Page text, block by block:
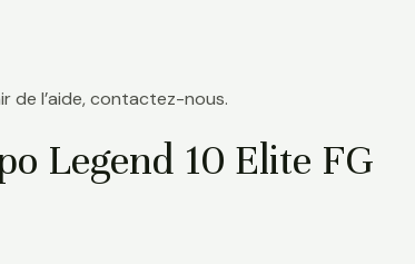
de l’aide, contactez-nous.
Legend 10 Elite FG